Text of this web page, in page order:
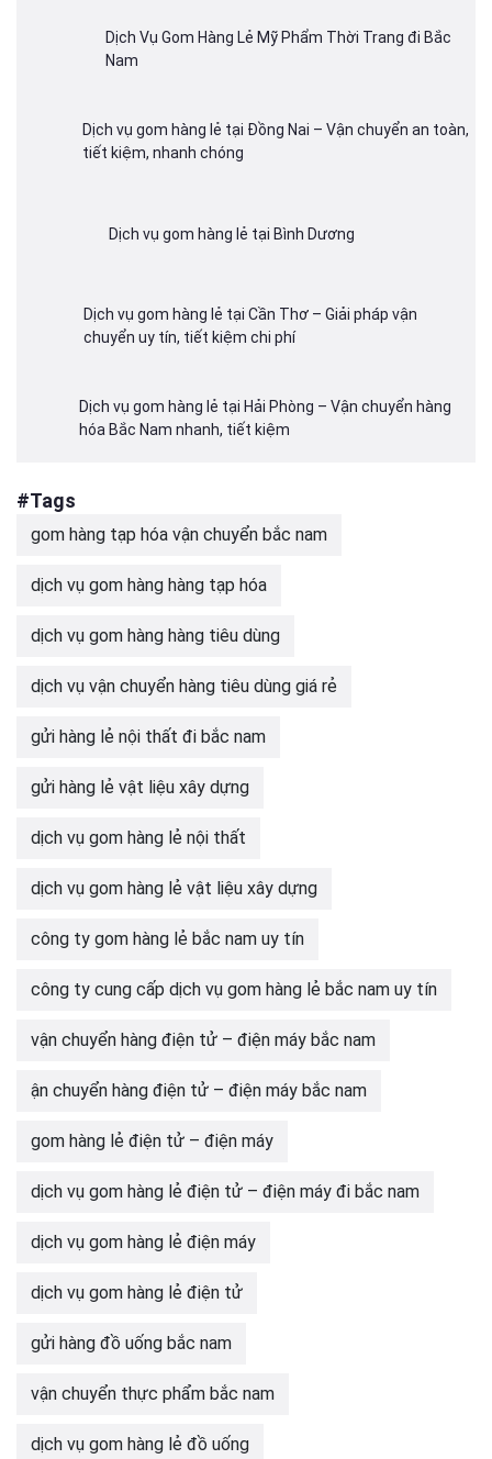
Dịch Vụ Gom Hàng Lẻ Mỹ Phẩm Thời Trang đi Bắc
Nam
Dịch vụ gom hàng lẻ tại Đồng Nai – Vận chuyển an toàn,
tiết kiệm, nhanh chóng
Dịch vụ gom hàng lẻ tại Bình Dương
Dịch vụ gom hàng lẻ tại Cần Thơ – Giải pháp vận
chuyển uy tín, tiết kiệm chi phí
Dịch vụ gom hàng lẻ tại Hải Phòng – Vận chuyển hàng
hóa Bắc Nam nhanh, tiết kiệm
#Tags
gom hàng tạp hóa vận chuyển bắc nam
dịch vụ gom hàng hàng tạp hóa
dịch vụ gom hàng hàng tiêu dùng
dịch vụ vận chuyển hàng tiêu dùng giá rẻ
gửi hàng lẻ nội thất đi bắc nam
gửi hàng lẻ vật liệu xây dựng
dịch vụ gom hàng lẻ nội thất
dịch vụ gom hàng lẻ vật liệu xây dựng
công ty gom hàng lẻ bắc nam uy tín
công ty cung cấp dịch vụ gom hàng lẻ bắc nam uy tín
vận chuyển hàng điện tử – điện máy bắc nam
ận chuyển hàng điện tử – điện máy bắc nam
gom hàng lẻ điện tử – điện máy
dịch vụ gom hàng lẻ điện tử – điện máy đi bắc nam
dịch vụ gom hàng lẻ điện máy
dịch vụ gom hàng lẻ điện tử
gửi hàng đồ uống bắc nam
vận chuyển thực phẩm bắc nam
dịch vụ gom hàng lẻ đồ uống